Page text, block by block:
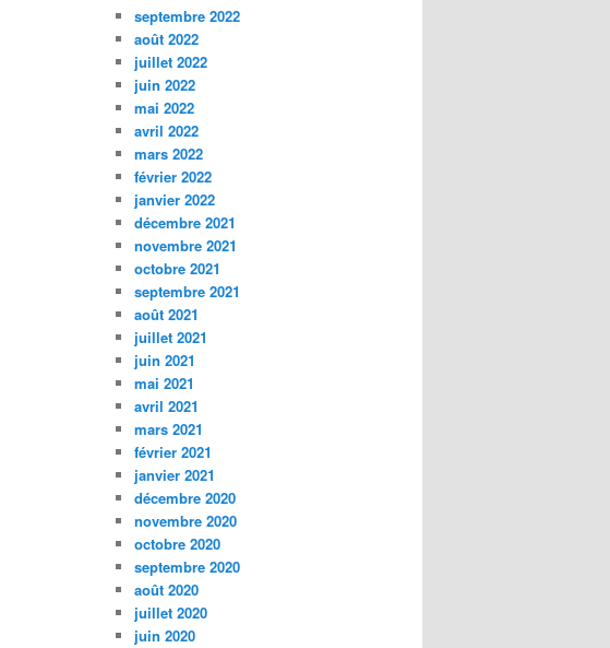
septembre 2022
août 2022
juillet 2022
juin 2022
mai 2022
avril 2022
mars 2022
février 2022
janvier 2022
décembre 2021
novembre 2021
octobre 2021
septembre 2021
août 2021
juillet 2021
juin 2021
mai 2021
avril 2021
mars 2021
février 2021
janvier 2021
décembre 2020
novembre 2020
octobre 2020
septembre 2020
août 2020
juillet 2020
juin 2020